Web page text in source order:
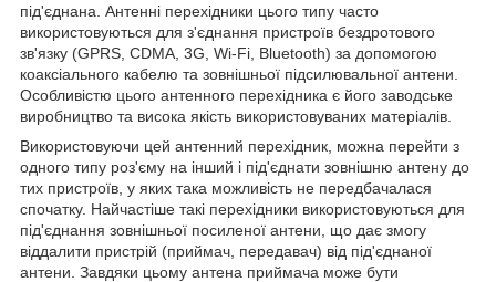
під'єднана. Антенні перехідники цього типу часто
використовуються для з'єднання пристроїв бездротового
зв'язку (GPRS, CDMA, 3G, Wi-Fi, Bluetooth) за допомогою
коаксіального кабелю та зовнішньої підсилювальної антени.
Особливістю цього антенного перехідника є його заводське
виробництво та висока якість використовуваних матеріалів.
Використовуючи цей антенний перехідник, можна перейти з
одного типу роз'єму на інший і під'єднати зовнішню антену до
тих пристроїв, у яких така можливість не передбачалася
спочатку. Найчастіше такі перехідники використовуються для
під'єднання зовнішньої посиленої антени, що дає змогу
віддалити пристрій (приймач, передавач) від під'єднаної
антени. Завдяки цьому антена приймача може бути